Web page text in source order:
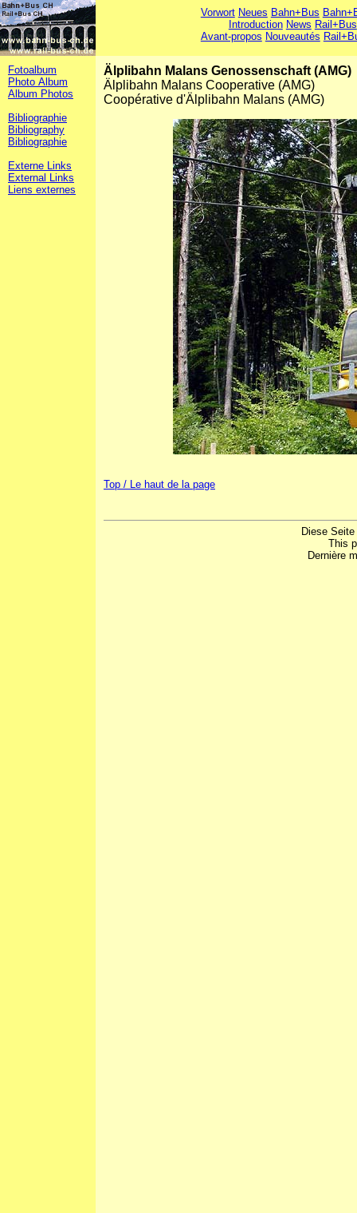
Vorwort Neues Bahn+Bus
Introduction News Rail+Bus
Avant-propos Nouveautés
Fotoalbum
Photo Album
Album Photos
Bibliographie
Bibliography
Bibliographie
Externe Links
External Links
Liens externes
Älplibahn Malans Genossenschaft (AMG)
Älplibahn Malans Cooperative (AMG)
Coopérative d'Älplibahn Malans (AMG)
Top / Le haut de la page
Diese
This
Dernière